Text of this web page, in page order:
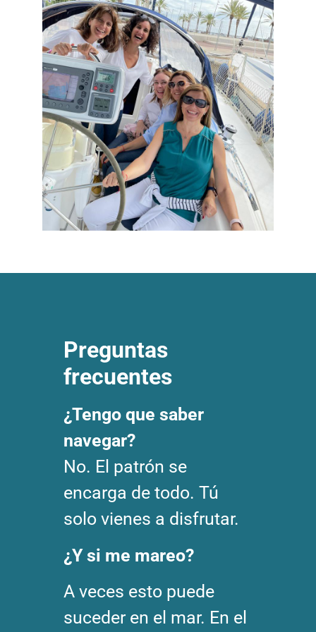
Preguntas
frecuentes
¿Tengo que saber
navegar?
No. El patrón se
encarga de todo. Tú
solo vienes a disfrutar.
¿Y si me mareo?
A veces esto puede
suceder en el mar. En el